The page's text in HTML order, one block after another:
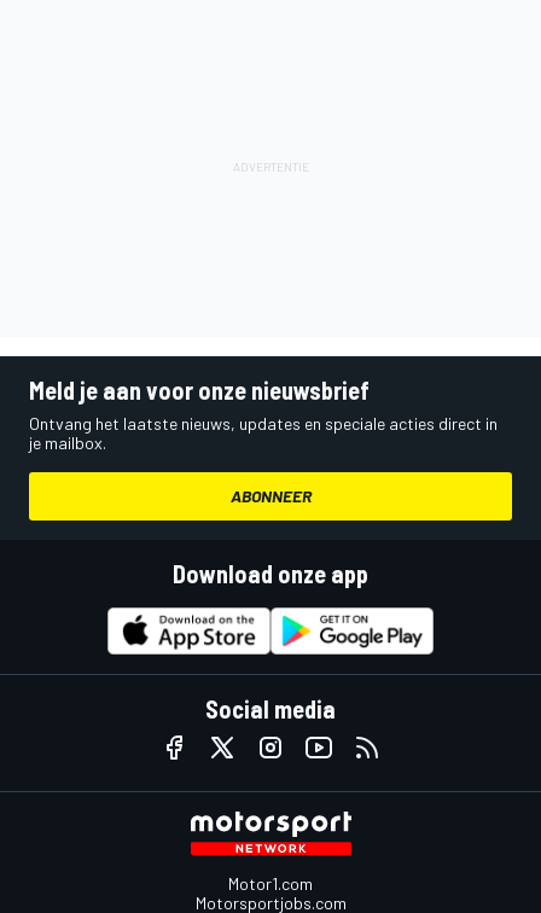
Meld je aan voor onze nieuwsbrief
Ontvang het laatste nieuws, updates en speciale acties direct in
je mailbox.
ABONNEER
Download onze app
Social media
Motor1.com
Motorsportjobs.com